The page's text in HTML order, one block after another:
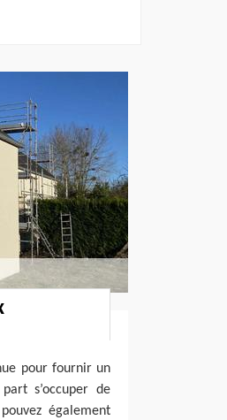
pour fournir un
s’occuper de
également